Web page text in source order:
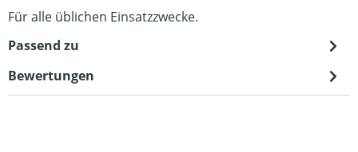
Für alle üblichen Einsatzzwecke.
Passend zu
Bewertungen